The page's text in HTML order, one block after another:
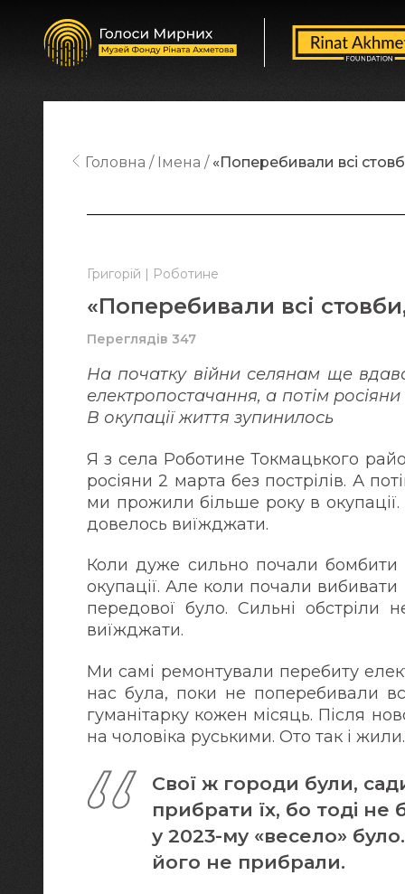
Григорій | Роботине
«Поперебивали всі
Переглядів 347
На початку війни селянам ще
електропостачання, а потім
В окупації життя зупинилось
Я з села Роботине Токмацького
росіяни 2 марта без пострілів. А
ми прожили більше року в
довелось виїжджати.
Коли дуже сильно почали бомбити
окупації. Але коли почали
передової було. Сильні
виїжджати.
Ми самі ремонтували перебиту
нас була, поки не поперебивали
гуманітарку кожен місяць. Після
на чоловіка руськими. Ото так і
Свої ж городи були,
прибрати їх, бо тоді не
у 2023-му «весело»
його не прибрали.
Головна Імена «Поперебивали всі